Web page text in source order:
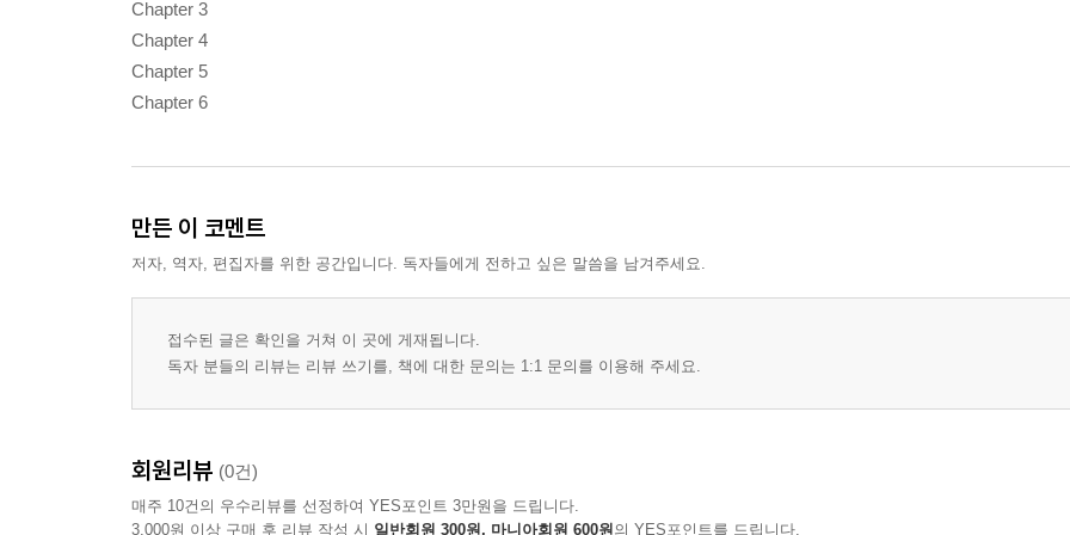
Chapter 3
Chapter 4
Chapter 5
Chapter 6
만든 이 코멘트
저자, 역자, 편집자를 위한 공간입니다. 독자들에게 전하고 싶은 말씀을 남겨주세요.
접수된 글은 확인을 거쳐 이 곳에 게재됩니다.
독자 분들의 리뷰는 리뷰 쓰기를, 책에 대한 문의는 1:1 문의를 이용해 주세요.
회원리뷰 (0건)
매주 10건의 우수리뷰를 선정하여 YES포인트 3만원을 드립니다.
3,000원 이상 구매 후 리뷰 작성 시 일반회원 300원, 마니아회원 600원의 YES포인트를 드립니다.